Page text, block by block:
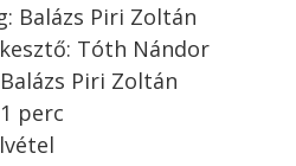
Balázs Piri Zoltán
Tóth Nándor
Piri Zoltán
perc